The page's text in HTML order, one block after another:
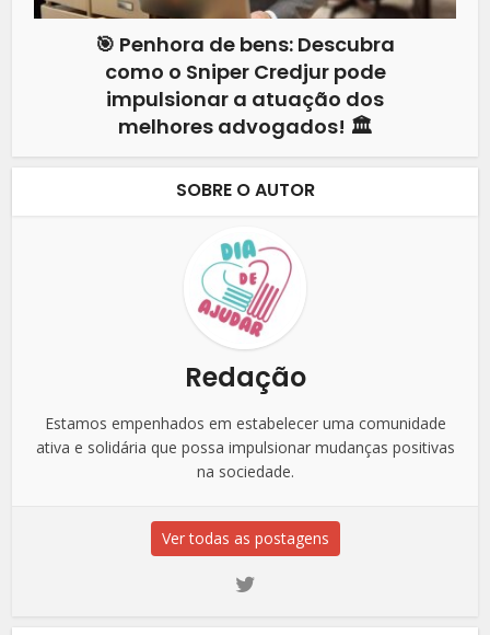
🎯 Penhora de bens: Descubra
como o Sniper Credjur pode
impulsionar a atuação dos
melhores advogados! 🏛️
SOBRE O AUTOR
Redação
Estamos empenhados em estabelecer uma comunidade
ativa e solidária que possa impulsionar mudanças positivas
na sociedade.
Ver todas as postagens